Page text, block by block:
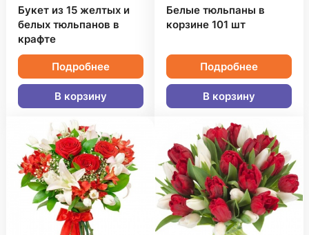
Букет из 15 желтых и
белых тюльпанов в
крафте
Подробнее
В корзину
Белые тюльпаны в
корзине 101 шт
Подробнее
В корзину